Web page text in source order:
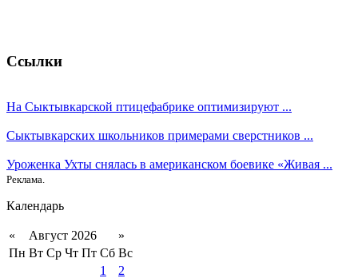
Ссылки
На Сыктывкарской птицефабрике оптимизируют ...
Сыктывкарских школьников примерами сверстников ...
Уроженка Ухты снялась в американском боевике «Живая ...
Реклама.
Календарь
« Август 2026
»
Пн Вт Ср Чт Пт Сб Вс
1
2